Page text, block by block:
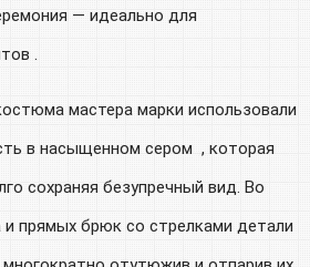
— идеально для
.
мастера марки использовали
в насыщенном сером , которая
сохраняя безупречный вид. Во
прямых брюк со стрелками детали